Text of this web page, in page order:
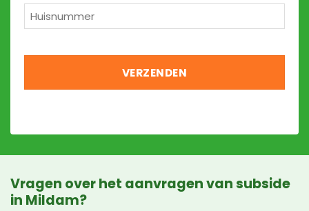
*
Vragen over het aanvragen van subside
in Mildam?